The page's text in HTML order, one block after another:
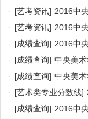
· [艺考资讯] 2016中
· [艺考资讯] 2016中
· [成绩查询] 2016中
· [成绩查询] 中央美
· [成绩查询] 中央美
· [艺术类专业分数线]
· [成绩查询] 2016中